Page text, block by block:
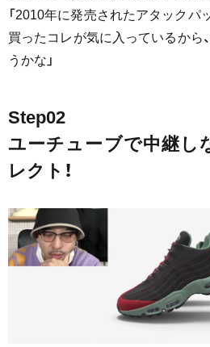
「2010年に発売されたアタックパ
買ったコレが気に入っているから
うかな」
Step02
ユーチューブで中継し
レクト！